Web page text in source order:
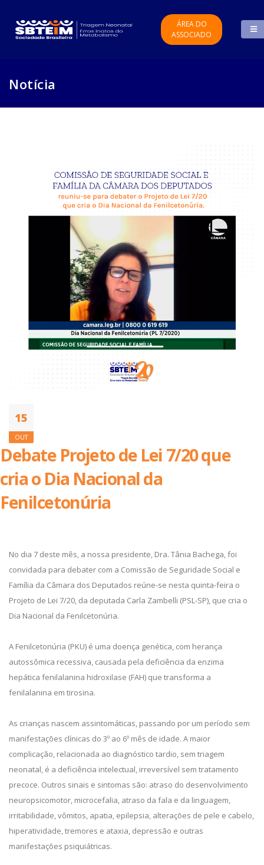
ÁREA DO
ASSOCIADO
Notícia
15
OUT
Debate Projeto de Lei 7/20 que
cria o Dia Nacional da
Fenilcetonúria
No dia 7 deste mês, a nossa presidente, Dra. Tânia Bachega, foi
convidada para debater com a Comissão de Seguridade Social e
Família da Câmara dos Deputados reúne-se nesta quinta-feira o
Projeto de Lei 7/20, da deputada Carla Zambelli (PSL-SP), que cria o
Dia Nacional da Fenilcetonúria.
A Fenilcetonúria (PKU) é uma doença genética, com herança
autossômica recessiva, causada pela deficiência da enzima
hepática fenilalanina hidroxilase (FAH) que transforma a
fenilalanina em tirosina.
As crianças nascem assintomáticas, passando por um período sem
manifestações clínicas do 3º ao 6º mês de idade. A maior
complicação, relacionada ao diagnóstico tardio, sem triagem
neonatal, é a deficiência intelectual, irreversível sem tratamento
precoce. Outros sinais e sintomas são: atraso do desenvolvimento
neuropsicomotor, microcefalia, atraso da fala e da linguagem,
irritabilidade, vômitos, apatia, epilepsia, alterações de pele e cabelo,
hiperatividade, tremores e ataxia, depressão e outras
manifestações psiquiátricas.